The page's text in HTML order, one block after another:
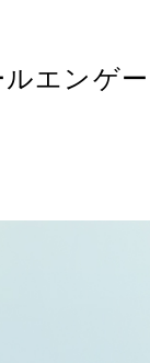
エンゲ